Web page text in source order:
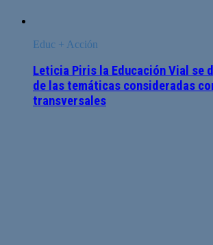
Educ + Acción
Leticia Piris la Educación Vial se
de las temáticas consideradas
transversales